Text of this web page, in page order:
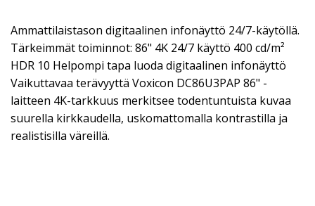
Ammattilaistason digitaalinen infonäyttö 24/7-käytöllä.
Tärkeimmät toiminnot: 86" 4K 24/7 käyttö 400 cd/m²
HDR 10 Helpompi tapa luoda digitaalinen infonäyttö
Vaikuttavaa terävyyttä Voxicon DC86U3PAP 86" -
laitteen 4K-tarkkuus merkitsee todentuntuista kuvaa
suurella kirkkaudella, uskomattomalla kontrastilla ja
realistisilla väreillä.